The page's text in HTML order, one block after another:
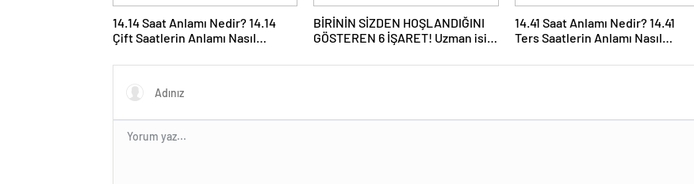
14.14 Saat Anlamı Nedir? 14.14
Çift Saatlerin Anlamı Nasıl
BİRİNİN SİZDEN HOŞLANDIĞINI
GÖSTEREN 6 İŞARET! Uzman isim
belirtisi…
14.41 Saat Anlamı Nedir? 14.41
Ters Saatlerin Anlamı Nasıl